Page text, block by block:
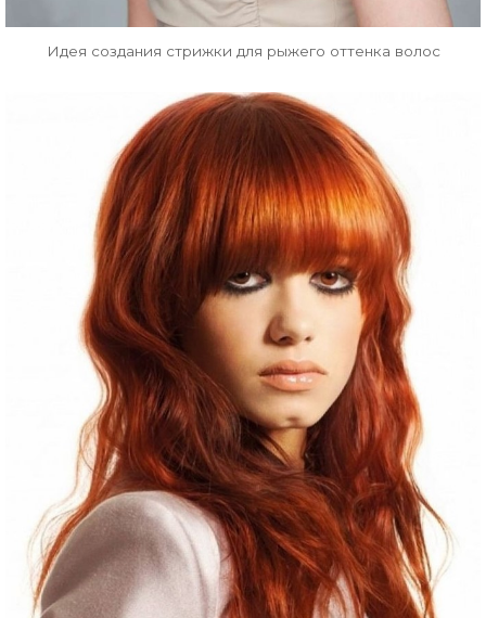
Идея создания стрижки для рыжего оттенка волос